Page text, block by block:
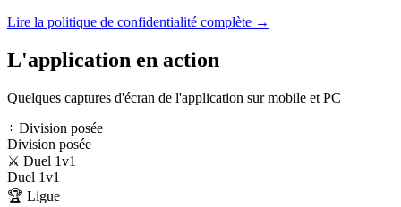
Lire la politique de confidentialité complète →
L'application en action
Quelques captures d'écran de l'application sur mobile et PC
÷ Division posée
Division posée
⚔️ Duel 1v1
Duel 1v1
🏆 Ligue